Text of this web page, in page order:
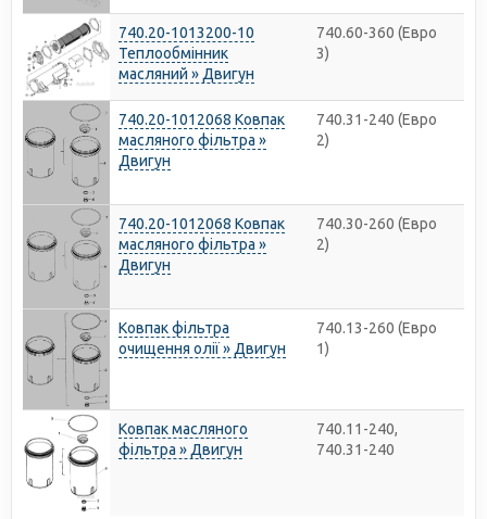
740.20-1013200-10
Теплообмінник
масляний » Двигун
740.60-360 (Евро
3)
740.20-1012068 Ковпак
масляного фільтра »
Двигун
740.31-240 (Евро
2)
740.20-1012068 Ковпак
масляного фільтра »
Двигун
740.30-260 (Евро
2)
Ковпак фільтра
очищення олії » Двигун
740.13-260 (Евро
1)
Ковпак масляного
фільтра » Двигун
740.11-240,
740.31-240